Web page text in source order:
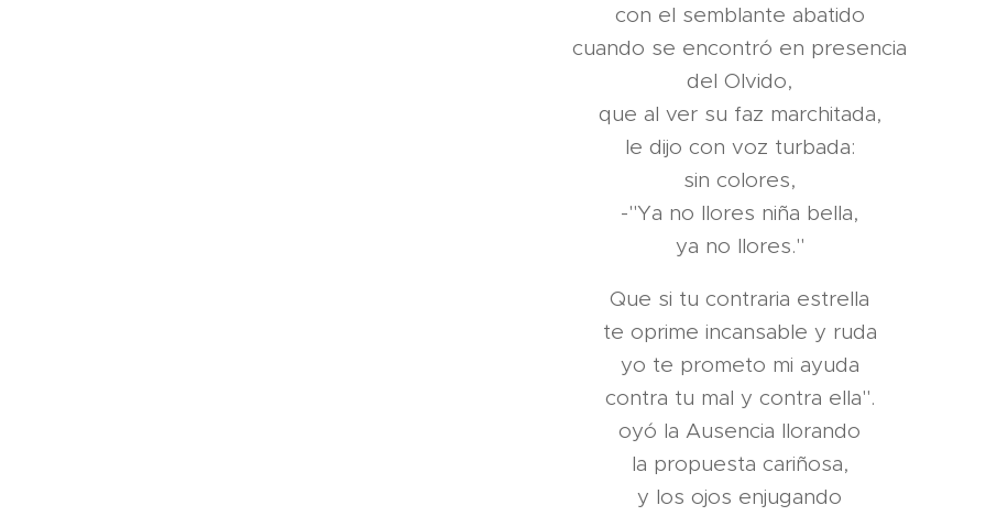
con el semblante abatido
cuando se encontró en presencia
del Olvido,
que al ver su faz marchitada,
le dijo con voz turbada:
sin colores,
-"Ya no llores niña bella,
ya no llores."
Que si tu contraria estrella
te oprime incansable y ruda
yo te prometo mi ayuda
contra tu mal y contra ella".
oyó la Ausencia llorando
la propuesta cariñosa,
y los ojos enjugando